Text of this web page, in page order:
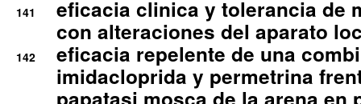
141
eficacia clinica y tolerancia de
con alteraciones del aparato
142
eficacia repelente de una
imidacloprida y permetrina
papatasi mosca de la arena en